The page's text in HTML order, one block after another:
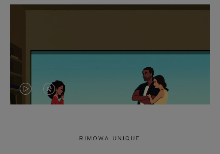
VIDEOVIDEO
RIMOWA UNIQUE